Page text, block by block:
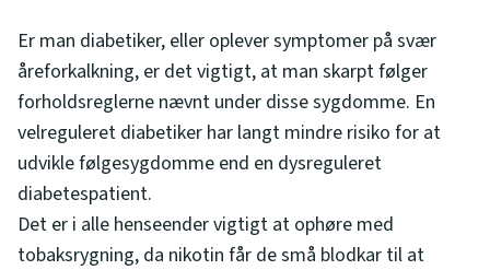
Er man diabetiker, eller oplever symptomer på svær
åreforkalkning, er det vigtigt, at man skarpt følger
forholdsreglerne nævnt under disse sygdomme. En
velreguleret diabetiker har langt mindre risiko for at
udvikle følgesygdomme end en dysreguleret
diabetespatient.
Det er i alle henseender vigtigt at ophøre med
tobaksrygning, da nikotin får de små blodkar til at